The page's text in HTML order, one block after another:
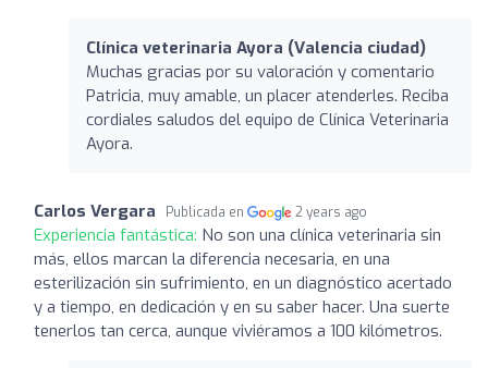
Clínica veterinaria Ayora (Valencia ciudad)
Muchas gracias por su valoración y comentario
Patricia, muy amable, un placer atenderles. Reciba
cordiales saludos del equipo de Clínica Veterinaria
Ayora.
Carlos Vergara Publicada en 2 years ago
Experiencia fantástica: No son una clínica veterinaria sin
más, ellos marcan la diferencia necesaria, en una
esterilización sin sufrimiento, en un diagnóstico acertado
y a tiempo, en dedicación y en su saber hacer. Una suerte
tenerlos tan cerca, aunque viviéramos a 100 kilómetros.